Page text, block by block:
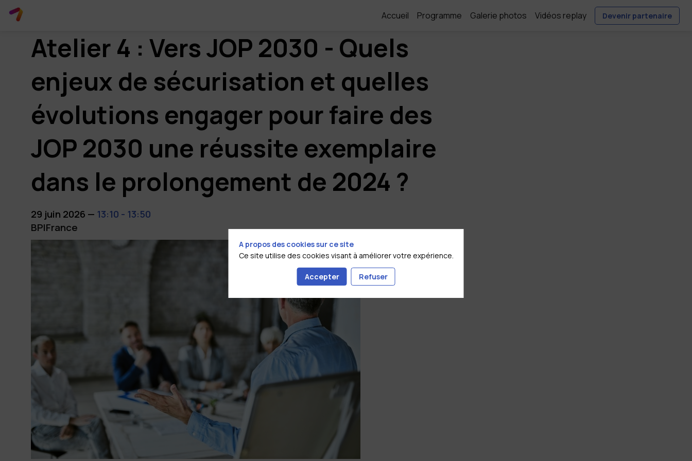
Accueil Programme Galerie photos Vidéos replay Devenir partenaire
Atelier 4 : Vers JOP 2030 - Quels
enjeux de sécurisation et quelles
évolutions engager pour faire des
JOP 2030 une réussite exemplaire
dans le prolongement de 2024 ?
29 juin 2026 — 13:10 - 13:50
BPIFrance
A propos des cookies sur ce site
Ce site utilise des cookies visant à améliorer votre expérience.
Accepter Refuser